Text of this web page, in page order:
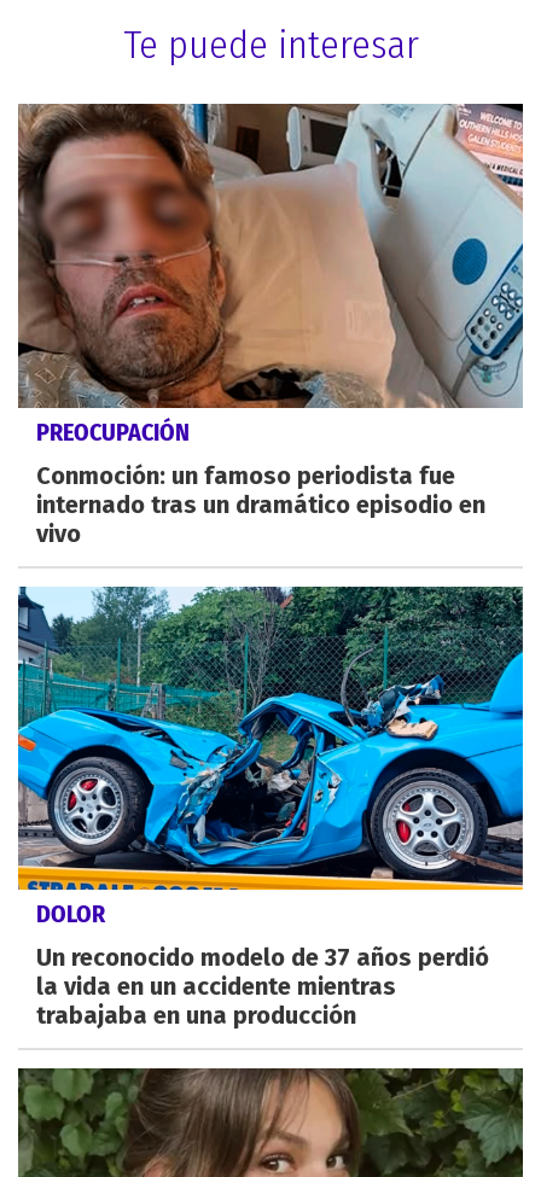
Te puede interesar
PREOCUPACIÓN
Conmoción: un famoso periodista fue
internado tras un dramático episodio en
vivo
DOLOR
Un reconocido modelo de 37 años perdió
la vida en un accidente mientras
trabajaba en una producción